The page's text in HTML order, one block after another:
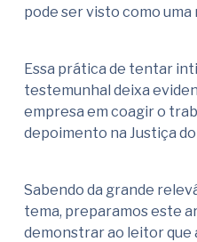
pode ser visto como uma
Essa prática de tentar
testemunhal deixa
empresa em coagir o
depoimento na Justiça
Sabendo da grande
tema, preparamos este
demonstrar ao leitor que